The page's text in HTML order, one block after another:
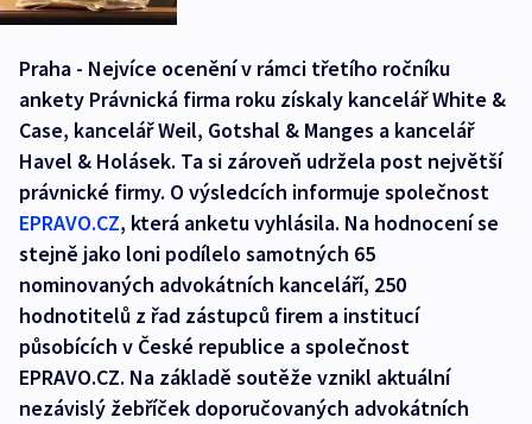
Praha - Nejvíce ocenění v rámci třetího ročníku
ankety Právnická firma roku získaly kancelář White &
Case, kancelář Weil, Gotshal & Manges a kancelář
Havel & Holásek. Ta si zároveň udržela post největší
právnické firmy. O výsledcích informuje společnost
EPRAVO.CZ, která anketu vyhlásila. Na hodnocení se
stejně jako loni podílelo samotných 65
nominovaných advokátních kanceláří, 250
hodnotitelů z řad zástupců firem a institucí
působících v České republice a společnost
EPRAVO.CZ. Na základě soutěže vznikl aktuální
nezávislý žebříček doporučovaných advokátních